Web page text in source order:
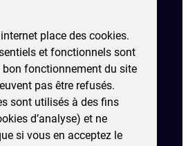
place des cookies.
et fonctionnels sont
bon fonctionnement du site
pas être refusés.
sont utilisés à des fins
d’analyse) et ne
si vous en acceptez le